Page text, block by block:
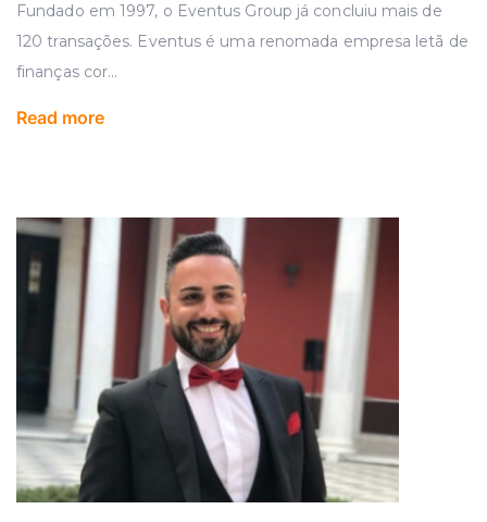
Fundado em 1997, o Eventus Group já concluiu mais de
120 transações. Eventus é uma renomada empresa letã de
finanças cor...
Read more